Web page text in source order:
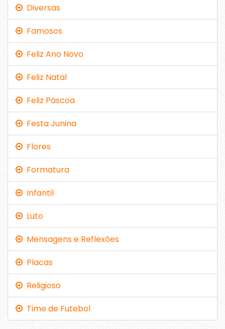
Diversas
Famosos
Feliz Ano Novo
Feliz Natal
Feliz Páscoa
Festa Junina
Flores
Formatura
Infantil
Luto
Mensagens e Reflexões
Placas
Religioso
Time de Futebol